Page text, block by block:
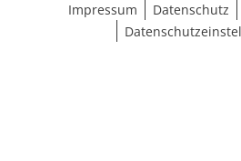
Impressum
Datenschutz